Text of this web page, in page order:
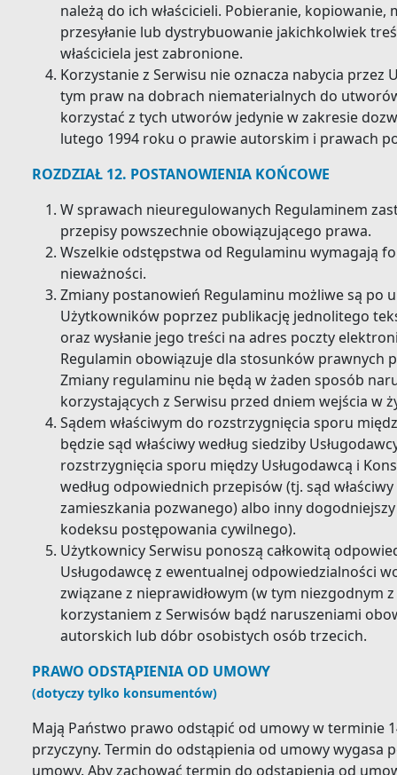
należą do ich właścicieli. Pobieranie,
przesyłanie lub dystrybuowanie jakichkolwiek
właściciela jest zabronione.
Korzystanie z Serwisu nie oznacza nabycia
tym praw na dobrach niematerialnych do
korzystać z tych utworów jedynie w zakresie
lutego 1994 roku o prawie autorskim i prawach
ROZDZIAŁ 12. POSTANOWIENIA KOŃCOWE
W sprawach nieuregulowanych Regulaminem
przepisy powszechnie obowiązującego prawa.
Wszelkie odstępstwa od Regulaminu wymagają
nieważności.
Zmiany postanowień Regulaminu możliwe są po
Użytkowników poprzez publikację jednolitego
oraz wysłanie jego treści na adres poczty
Regulamin obowiązuje dla stosunków prawnych
Zmiany regulaminu nie będą w żaden sposób
korzystających z Serwisu przed dniem wejścia w
Sądem właściwym do rozstrzygnięcia sporu
będzie sąd właściwy według siedziby
rozstrzygnięcia sporu między Usługodawcą i
według odpowiednich przepisów (tj. sąd
zamieszkania pozwanego) albo inny
kodeksu postępowania cywilnego).
Użytkownicy Serwisu ponoszą całkowitą
Usługodawcę z ewentualnej odpowiedzialności
związane z nieprawidłowym (w tym niezgodnym
korzystaniem z Serwisów bądź naruszeniami
autorskich lub dóbr osobistych osób trzecich.
PRAWO ODSTĄPIENIA OD UMOWY
(dotyczy tylko konsumentów)
Mają Państwo prawo odstąpić od umowy w terminie
przyczyny. Termin do odstąpienia od umowy wygasa
umowy. Aby zachować termin do odstąpienia od